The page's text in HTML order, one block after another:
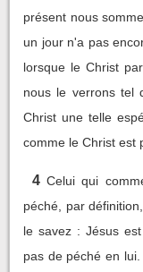
présent nous
un jour n'a pas
lorsque le Christ
nous le verrons tel
Christ une telle
comme le Christ est
4 Celui qui
péché, par
le savez : Jésus
pas de péché en lui.